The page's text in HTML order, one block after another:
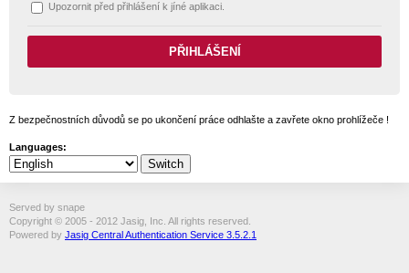
Upozornit před přihlášení k jíné aplikaci.
Z bezpečnostních důvodů se po ukončení práce odhlašte a zavřete okno prohlížeče !
Languages:
Served by snape
Copyright © 2005 - 2012 Jasig, Inc. All rights reserved.
Powered by Jasig Central Authentication Service 3.5.2.1